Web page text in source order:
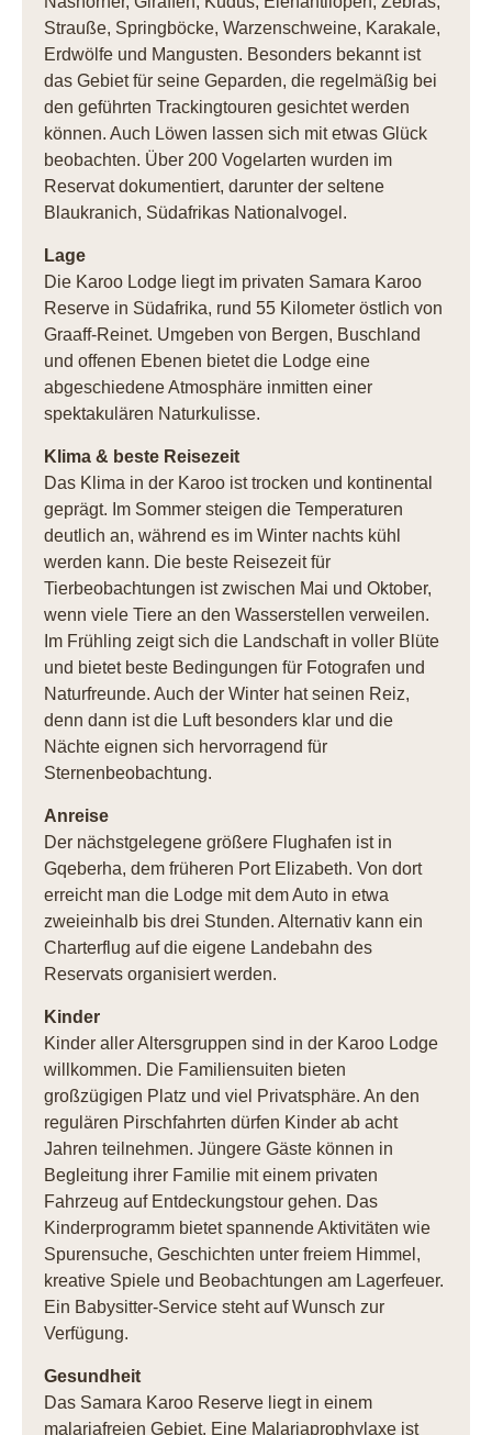
Strauße, Springböcke, Warzenschweine, Karakale,
Erdwölfe und Mangusten. Besonders bekannt ist
das Gebiet für seine Geparden, die regelmäßig bei
den geführten Trackingtouren gesichtet werden
können. Auch Löwen lassen sich mit etwas Glück
beobachten. Über 200 Vogelarten wurden im
Reservat dokumentiert, darunter der seltene
Blaukranich, Südafrikas Nationalvogel.
Lage
Die Karoo Lodge liegt im privaten Samara Karoo
Reserve in Südafrika, rund 55 Kilometer östlich von
Graaff-Reinet. Umgeben von Bergen, Buschland
und offenen Ebenen bietet die Lodge eine
abgeschiedene Atmosphäre inmitten einer
spektakulären Naturkulisse.
Klima & beste Reisezeit
Das Klima in der Karoo ist trocken und kontinental
geprägt. Im Sommer steigen die Temperaturen
deutlich an, während es im Winter nachts kühl
werden kann. Die beste Reisezeit für
Tierbeobachtungen ist zwischen Mai und Oktober,
wenn viele Tiere an den Wasserstellen verweilen.
Im Frühling zeigt sich die Landschaft in voller Blüte
und bietet beste Bedingungen für Fotografen und
Naturfreunde. Auch der Winter hat seinen Reiz,
denn dann ist die Luft besonders klar und die
Nächte eignen sich hervorragend für
Sternenbeobachtung.
Anreise
Der nächstgelegene größere Flughafen ist in
Gqeberha, dem früheren Port Elizabeth. Von dort
erreicht man die Lodge mit dem Auto in etwa
zweieinhalb bis drei Stunden. Alternativ kann ein
Charterflug auf die eigene Landebahn des
Reservats organisiert werden.
Kinder
Kinder aller Altersgruppen sind in der Karoo Lodge
willkommen. Die Familiensuiten bieten
großzügigen Platz und viel Privatsphäre. An den
regulären Pirschfahrten dürfen Kinder ab acht
Jahren teilnehmen. Jüngere Gäste können in
Begleitung ihrer Familie mit einem privaten
Fahrzeug auf Entdeckungstour gehen. Das
Kinderprogramm bietet spannende Aktivitäten wie
Spurensuche, Geschichten unter freiem Himmel,
kreative Spiele und Beobachtungen am Lagerfeuer.
Ein Babysitter-Service steht auf Wunsch zur
Verfügung.
Gesundheit
Das Samara Karoo Reserve liegt in einem
malariafreien Gebiet. Eine Malariaprophylaxe ist